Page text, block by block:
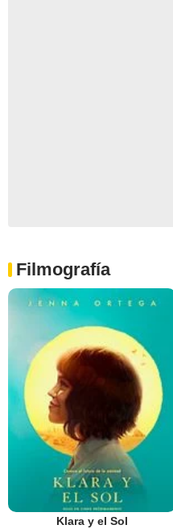
Filmografía
Klara y el Sol